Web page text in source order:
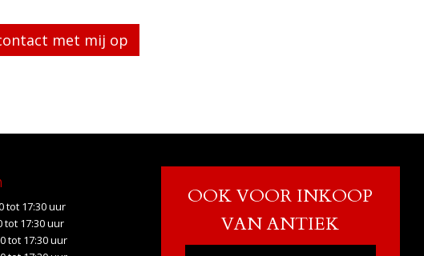
17:30 uur
17:30 uur
tot 17:30 uur
OOK VOOR INKOOP
VAN ANTIEK